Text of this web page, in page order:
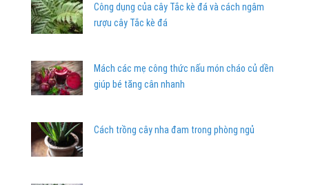
Công dụng của cây Tắc kè đá và cách ngâm
rượu cây Tắc kè đá
Mách các mẹ công thức nấu món cháo củ dền
giúp bé tăng cân nhanh
Cách trồng cây nha đam trong phòng ngủ